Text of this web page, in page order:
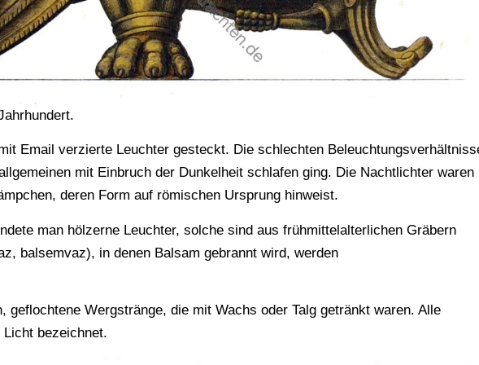
Email verzierte Leuchter gesteckt. Die schlechten
mit Einbruch der Dunkelheit schlafen ging. Die Nachtlichter waren
deren Form auf römischen Ursprung hinweist.
man hölzerne Leuchter, solche sind aus frühmittelalterlichen Gräbern
balsemvaz), in denen Balsam gebrannt wird, werden
geflochtene Wergstränge, die mit Wachs oder Talg getränkt waren. Alle
bezeichnet.